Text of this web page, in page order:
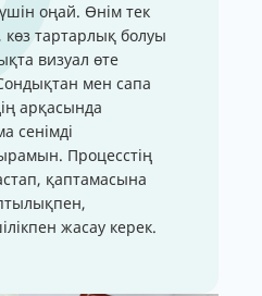
оңай. Өнім тек
көз тартарлық болуы
визуал өте
мен сапа
арқасында
сенімді
Процесстің
қаптамасына
жасау керек.